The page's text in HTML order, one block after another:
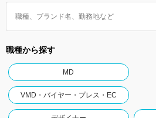
職種から探す
MD
VMD・バイヤー・プレス・EC